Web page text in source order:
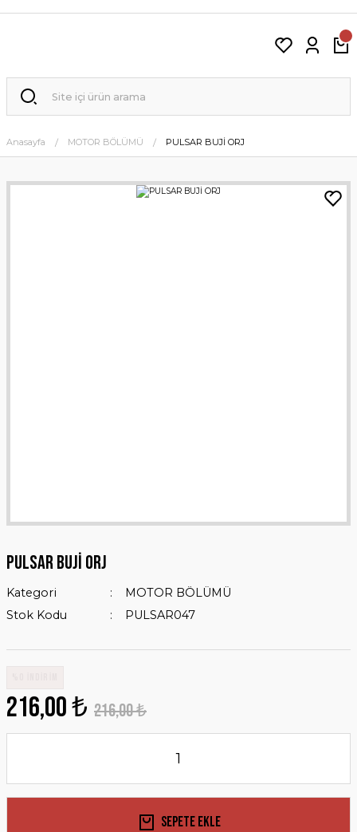
Anasayfa MOTOR BÖLÜMÜ PULSAR BUJİ ORJ
PULSAR BUJİ ORJ
Kategori
MOTOR BÖLÜMÜ
Stok Kodu
PULSAR047
216,00 ₺ 216,00 ₺
Sepete Ekle